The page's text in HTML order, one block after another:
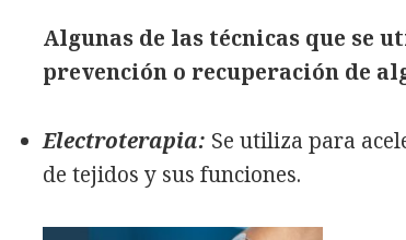
Algunas de las técnicas que se
prevención o recuperación de
Electroterapia: Se utiliza para
de tejidos y sus funciones.